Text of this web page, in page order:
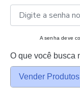
A senha deve
O que você busca
Vender Produtos